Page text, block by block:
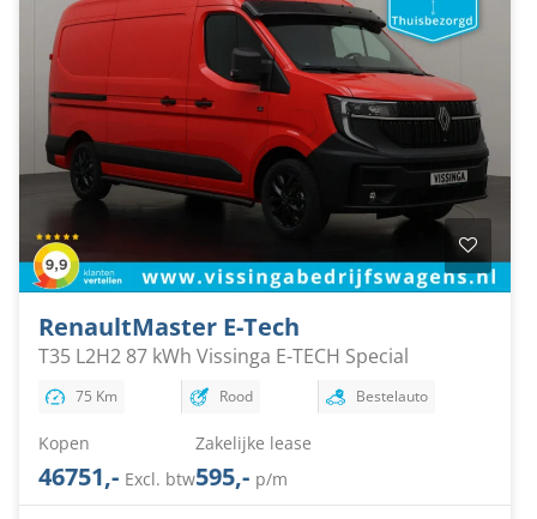
RenaultMaster E-Tech
T35 L2H2 87 kWh Vissinga E-TECH Special
75 Km Rood Bestelauto
Kopen
46751,- Excl. btw
Zakelijke lease
595,- p/m